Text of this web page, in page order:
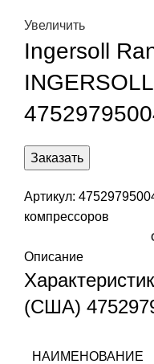
Увеличить
Ingersoll
Заказать
Артикул:
компрессоров
Описание
(США)
НАИМЕНОВАНИЕ